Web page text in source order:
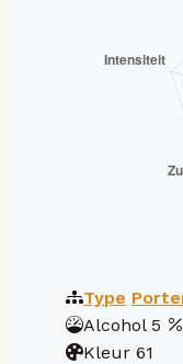
Type
Alcohol 5
Kleur 61